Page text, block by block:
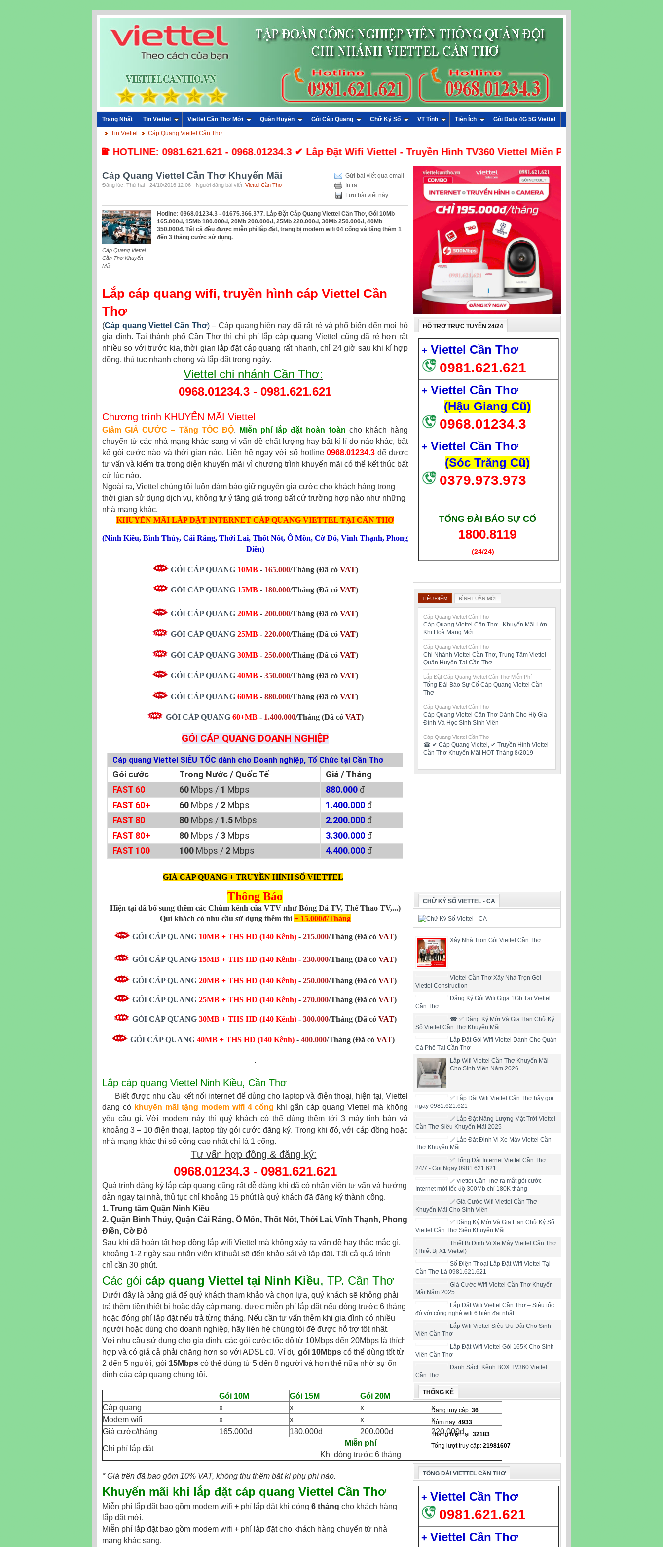
Trang Nhất Tin Viettel Viettel Cần Thơ Mới Quận Huyện Gói Cáp Quang Chữ Ký Số VT Tỉnh Tiện Ích
Gói Data 4G 5G Viettel
Tin Viettel
Cáp Quang Viettel Cần Thơ
☎ HOTLINE: 0981.621.621 - 0968.01234.3 ✔ Lắp Đặt Wifi Viettel - Truyền Hình TV360 Viettel Miễn Phí
Gửi bài viết qua email
In ra
Lưu bài viết này
Cáp Quang Viettel Cần Thơ Khuyến Mãi
Đăng lúc: Thứ hai - 24/10/2016 12:06 - Người đăng bài viết: Viettel Cần Thơ
Cáp Quang Viettel
Cần Thơ Khuyến
Mãi
Hotline: 0968.01234.3 - 01675.366.377. Lắp Đặt Cáp Quang Viettel Cần Thơ, Gói 10Mb
165.000đ, 15Mb 180.000đ, 20Mb 200.000đ, 25Mb 220.000đ, 30Mb 250.000đ, 40Mb
350.000đ. Tất cả đều được miễn phí lắp đặt, trang bị modem wifi 04 cổng và tặng thêm 1
đến 3 tháng cước sử dụng.
Lắp cáp quang wifi, truyền hình cáp Viettel Cần
Thơ
(Cáp quang Viettel Cần Thơ)– Cáp quang hiện nay đã rất rẻ và phổ biến đến mọi hộ
gia đình. Tại thành phố Cần Thơ thì chi phí lắp cáp quang Viettel cũng đã rẻ hơn rất
nhiều so với trước kia, thời gian lắp đặt cáp quang rất nhanh, chỉ 24 giờ sau khi kí hợp
đồng, thủ tục nhanh chóng và lắp đặt trong ngày.
Viettel chi nhánh Cần Thơ:
0968.01234.3 - 0981.621.621
Chương trình KHUYẾN MÃI Viettel
Giảm GIÁ CƯỚC – Tăng TỐC ĐỘ. Miễn phí lắp đặt hoàn toàn cho khách hàng
chuyển từ các nhà mạng khác sang vì vấn đề chất lượng hay bất kì lí do nào khác, bất
kể gói cước nào và thời gian nào. Liên hệ ngay với số hotline 0968.01234.3để được
tư vấn và kiểm tra trong diện khuyến mãi vì chương trình khuyến mãi có thể kết thúc bất
cứ lúc nào.
Ngoài ra, Viettel chúng tôi luôn đảm bảo giữ nguyên giá cước cho khách hàng trong
thời gian sử dụng dịch vụ, không tự ý tăng giá trong bất cứ trường hợp nào như những
nhà mạng khác.
KHUYẾN MÃI LẮP ĐẶT INTERNET CÁP QUANG VIETTEL TẠI CẦN THƠ
(Ninh Kiều, Bình Thủy, Cái Răng, Thới Lai, Thốt Nốt, Ô Môn, Cờ Đỏ, Vĩnh Thạnh, Phong
Điền)
GÓI CÁP QUANG 10MB- 165.000/Tháng (Đã có VAT)
GÓI CÁP QUANG 15MB- 180.000/Tháng (Đã có VAT)
GÓI CÁP QUANG 20MB - 200.000/Tháng (Đã có VAT)
GÓI CÁP QUANG 25MB - 220.000/Tháng (Đã có VAT)
GÓI CÁP QUANG 30MB - 250.000/Tháng (Đã có VAT)
GÓI CÁP QUANG 40MB - 350.000/Tháng (Đã có VAT)
GÓI CÁP QUANG 60MB - 880.000/Tháng (Đã có VAT)
GÓI CÁP QUANG 60+MB- 1.400.000/Tháng (Đã có VAT)
GÓI CÁP QUANG DOANH NGHIỆP
Cáp quang Viettel SIÊU TỐC dành cho Doanh nghiệp, Tổ Chức tại Cần Thơ
Gói cước Trong Nước / Quốc Tế
Giá / Tháng
FAST 60
60 Mbps / 1 Mbps 880.000 đ
FAST 60+
60 Mbps / 2 Mbps 1.400.000 đ
FAST 80
80 Mbps / 1.5 Mbps 2.200.000 đ
FAST 80+
80 Mbps / 3 Mbps 3.300.000 đ
FAST 100
100 Mbps / 2 Mbps 4.400.000 đ
GIÁ CÁP QUANG + TRUYỀN HÌNH SỐ VIETTEL
Thông Báo
Hiện tại đã bổ sung thêm các Chùm kênh của VTV như Bóng Đá TV, Thể Thao TV,...)
Quí khách có nhu cầu sử dụng thêm thì + 15.000đ/Tháng
GÓI CÁP QUANG 10MB + THS HD (140 Kênh)- 215.000/Tháng (Đã có VAT)
GÓI CÁP QUANG 15MB + THS HD (140 Kênh) - 230.000/Tháng (Đã có VAT)
GÓI CÁP QUANG 20MB + THS HD (140 Kênh) - 250.000/Tháng (Đã có VAT)
GÓI CÁP QUANG 25MB + THS HD (140 Kênh) - 270.000/Tháng (Đã có VAT)
GÓI CÁP QUANG 30MB + THS HD (140 Kênh) - 300.000/Tháng (Đã có VAT)
GÓI CÁP QUANG 40MB + THS HD (140 Kênh) - 400.000/Tháng (Đã có VAT)
Lắp cáp quang Viettel Ninh Kiều, Cần Thơ
Biết được nhu cầu kết nối internet để dùng cho laptop và điện thoại, hiện tại, Viettel
đang có khuyến mãi tặng modem wifi 4 cổng khi gắn cáp quang Viettel mà không
yêu cầu gì. Với modem này thì quý khách có thể dùng thêm tới 3 máy tính bàn và
khoảng 3 – 10 điện thoại, laptop tùy gói cước đăng ký. Trong khi đó, với cáp đồng hoặc
nhà mạng khác thì số cổng cao nhất chỉ là 1 cổng.
Tư vấn hợp đồng & đăng ký:
0968.01234.3 - 0981.621.621
Quá trình đăng ký lắp cáp quang cũng rất dễ dàng khi đã có nhân viên tư vấn và hướng
dẫn ngay tại nhà, thủ tục chỉ khoảng 15 phút là quý khách đã đăng ký thành công.
1. Trung tâm Quận Ninh Kiều
2. Quận Bình Thủy, Quận Cái Răng, Ô Môn, Thốt Nốt, Thới Lai, Vĩnh Thạnh, Phong
Điền, Cờ Đỏ
Sau khi đã hoàn tất hợp đồng lắp wifi Viettel mà không xảy ra vấn đề hay thắc mắc gì,
khoảng 1-2 ngày sau nhân viên kĩ thuật sẽ đến khảo sát và lắp đặt. Tất cả quá trình
chỉ cần 30 phút.
Các gói cáp quang Viettel tại Ninh Kiều, TP. Cần Thơ
Dưới đây là bảng giá để quý khách tham khảo và chọn lựa, quý khách sẽ không phải
trả thêm tiền thiết bị hoặc dây cáp mạng, được miễn phí lắp đặt nếu đóng trước 6 tháng
hoặc đóng phí lắp đặt nếu trả từng tháng. Nếu cần tư vấn thêm khi gia đình có nhiều
người hoặc dùng cho doanh nghiệp, hãy liên hệ chúng tôi để được hỗ trợ tốt nhất.
Với nhu cầu sử dụng cho gia đình, các gói cước tốc độ từ 10Mbps đến 20Mbps là thích
hợp và có giá cả phải chăng hơn so với ADSL cũ. Ví dụ gói 10Mbps có thể dùng tốt từ
2 đến 5 người, gói 15Mbps có thể dùng từ 5 đến 8 người và hơn thế nữa nhờ sự ổn
định của cáp quang chúng tôi.
Gói 10M Gói 15M Gói 20M
Gói 25M
Cáp quang
x x x
x
Modem wifi
x x x
x
Giá cước/tháng
165.000đ 180.000đ 200.000đ 220.000đ
Chi phí lắp đặt
Miễn phí
Khi đóng trước 6 tháng
* Giá trên đã bao gồm 10% VAT, không thu thêm bất kì phụ phí nào.
Khuyến mãi khi lắp đặt cáp quang Viettel Cần Thơ
Miễn phí lắp đặt bao gồm modem wifi + phí lắp đặt khi đóng 6 tháng cho khách hàng
lắp đặt mới.
Miễn phí lắp đặt bao gồm modem wifi + phí lắp đặt cho khách hàng chuyển từ nhà
mạng khác sang.
HỖ TRỢ TRỰC TUYẾN 24/24
+ Viettel Cần Thơ
0981.621.621
+ Viettel Cần Thơ
(Hậu Giang Cũ)
0968.01234.3
+ Viettel Cần Thơ
(Sóc Trăng Cũ)
0379.973.973
TỔNG ĐÀI BÁO SỰ CỐ
1800.8119
(24/24)
TIÊU ĐIỂM BÌNH LUẬN MỚI
Cáp Quang Viettel Cần Thơ
Cáp Quang Viettel Cần Thơ - Khuyến Mãi Lớn
Khi Hoà Mạng Mới
Cáp Quang Viettel Cần Thơ
Chi Nhánh Viettel Cần Thơ, Trung Tâm Viettel
Quận Huyện Tại Cần Thơ
Lắp Đặt Cáp Quang Viettel Cần Thơ Miễn Phí
Tổng Đài Báo Sự Cố Cáp Quang Viettel Cần
Thơ
Cáp Quang Viettel Cần Thơ
Cáp Quang Viettel Cần Thơ Dành Cho Hộ Gia
Đình Và Học Sinh Sinh Viên
Cáp Quang Viettel Cần Thơ
☎ ✔‎ Cáp Quang Viettel, ✔‎ Truyền Hình Viettel
Cần Thơ Khuyến Mãi HOT Tháng 8/2019
CHỮ KÝ SỐ VIETTEL - CA
Xây Nhà Trọn Gói Viettel Cần Thơ
Viettel Cần Thơ Xây Nhà Trọn Gói -
Viettel Construction
Đăng Ký Gói Wifi Giga 1Gb Tại Viettel
Cần Thơ
☎ ✅‎ Đăng Ký Mới Và Gia Hạn Chữ Ký
Số Viettel Cần Thơ Khuyến Mãi
Lắp Đặt Gói Wifi Viettel Dành Cho Quán
Cà Phê Tại Cần Thơ
Lắp Wifi Viettel Cần Thơ Khuyến Mãi
Cho Sinh Viên Năm 2026
✅ Lắp Đặt Wifi Viettel Cần Thơ hãy gọi
ngay 0981.621.621
✅ Lắp Đặt Năng Lượng Mặt Trời Viettel
Cần Thơ Siêu Khuyến Mãi 2025
✅ Lắp Đặt Định Vị Xe Máy Viettel Cần
Thơ Khuyến Mãi
✅ Tổng Đài Internet Viettel Cần Thơ
24/7 - Gọi Ngay 0981.621.621
✅ ‎Viettel Cần Thơ ra mắt gói cước
Internet mới tốc độ 300Mb chỉ 180K tháng
✅ ‎Giá Cước Wifi Viettel Cần Thơ
Khuyến Mãi Cho Sinh Viên
✅‎ Đăng Ký Mới Và Gia Hạn Chữ Ký Số
Viettel Cần Thơ Siêu Khuyến Mãi
Thiết Bị Định Vị Xe Máy Viettel Cần Thơ
(Thiết Bị X1 Viettel)
Số Điện Thoại Lắp Đặt Wifi Viettel Tại
Cần Thơ Là 0981.621.621
Giá Cước Wifi Viettel Cần Thơ Khuyến
Mãi Năm 2025
Lắp Đặt Wifi Viettel Cần Thơ – Siêu tốc
độ với công nghệ wifi 6 hiện đại nhất
Lắp Wifi Viettel Siêu Ưu Đãi Cho Sinh
Viên Cần Thơ
Lắp Đặt Wifi Viettel Gói 165K Cho Sinh
Viên Cần Thơ
Danh Sách Kênh BOX TV360 Viettel
Cần Thơ
THỐNG KÊ
Đang truy cập: 36
Hôm nay: 4933
Tháng hiện tại: 32183
Tổng lượt truy cập: 21981607
TỔNG ĐÀI VIETTEL CẦN THƠ
+ Viettel Cần Thơ
0981.621.621
+ Viettel Cần Thơ